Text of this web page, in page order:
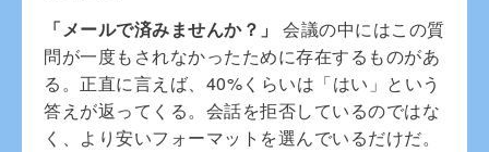
「メールで済みませんか？」
会議の中にはこの質
問が一度もされなかったために存在するものがあ
る。正直に言えば、40%くらいは「はい」という
答えが返ってくる。会話を拒否しているのではな
く、より安いフォーマットを選んでいるだけだ。